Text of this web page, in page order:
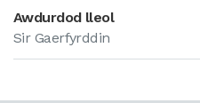
Awdurdod lleol
Sir Gaerfyrddin